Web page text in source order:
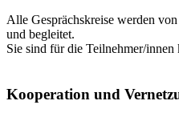
Alle Gesprächskreise werden
und begleitet.
Sie sind für die Teilnehmer/innen
Kooperation und